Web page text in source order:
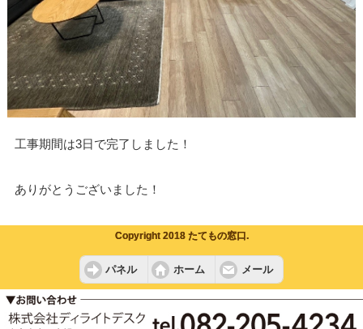
工事期間は3日で完了しました！
ありがとうございました！
Copyright 2018 たてもの窓口.
パネル ホーム メール